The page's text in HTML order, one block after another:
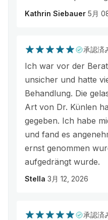
Kathrin Siebauer 5月
承認済
Ich war vor der
unsicher und hatte
Behandlung. Die
Art von Dr. Künlen
gegeben. Ich habe
und fand es
ernst genommen
aufgedrängt wurde.
Stella 3月 12, 2026
承認済